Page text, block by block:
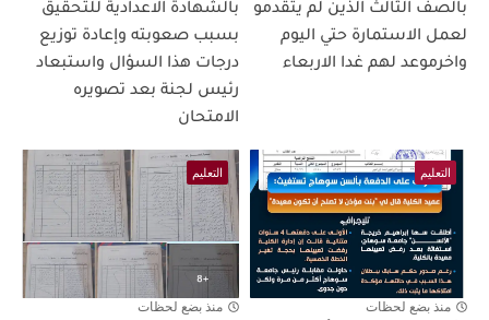
بالصف الثالث الذين لم يتقدمو
لعمل الاستمارة حتي اليوم
واخرموعد لهم غدا الاربعاء
بالشهادة الاعدادية للتحقيق
بسبب صعوبته وإعادة توزيع
درجات هذا السؤال واستبعاد
رئيس لجنة بعد تصويره
الامتحان
التعليم
منذ بضع لحظات
التعليم
منذ بضع لحظات